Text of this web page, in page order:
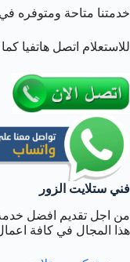
خدمتنا متاحة ومتوفره في كل مدن الكويت علي مدار 24 ساعه
للاستعلام اتصل هاتفيا
فني ستلايت الزور
من اجل تقديم افضل
هذا المجال في كافة